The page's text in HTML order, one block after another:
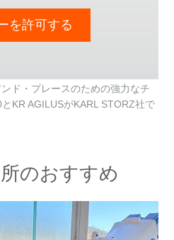
を許可する
ド・プレースのための強力なチ
KR AGILUSがKARL STORZ社で
のおすすめ